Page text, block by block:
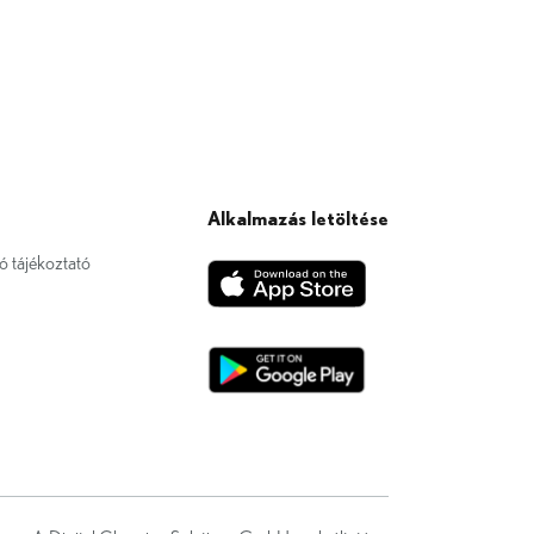
tájékoztató
Alkalmazás letöltése